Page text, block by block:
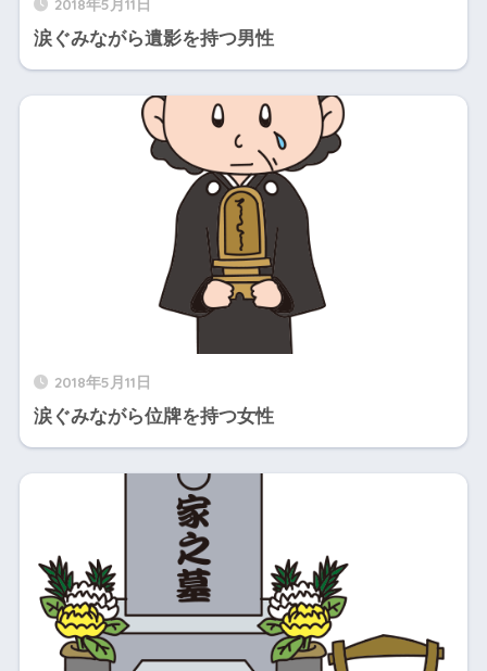
2018年5月11日
涙ぐみながら遺影を持つ男性
2018年5月11日
涙ぐみながら位牌を持つ女性